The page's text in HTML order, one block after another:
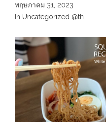
พฤษภาคม 31, 2023
In Uncategorized @th